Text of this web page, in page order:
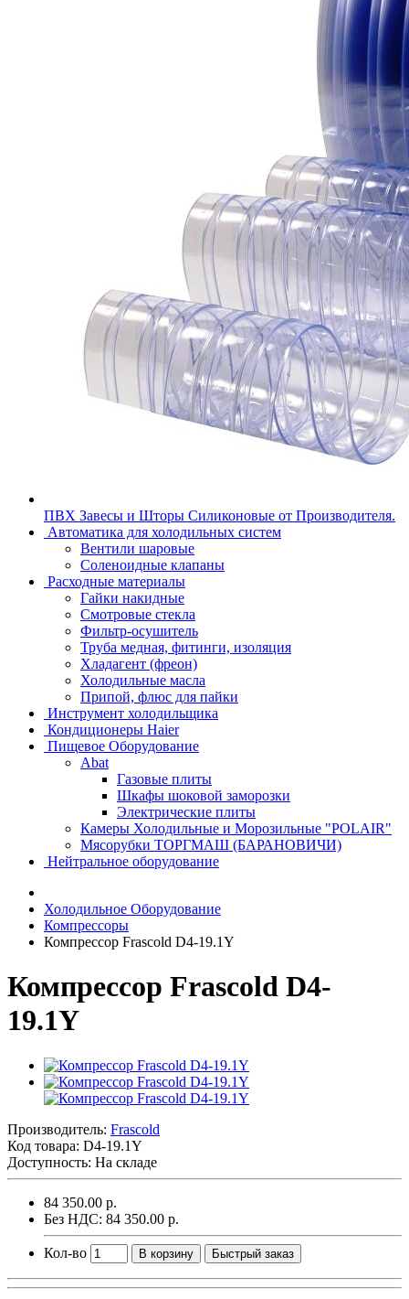
ПВХ Завесы и Шторы Силиконовые от Производителя.
Автоматика для холодильных систем
Вентили шаровые
Соленоидные клапаны
Расходные материалы
Гайки накидные
Смотровые стекла
Фильтр-осушитель
Труба медная, фитинги, изоляция
Хладагент (фреон)
Холодильные масла
Припой, флюс для пайки
Инструмент холодильщика
Кондиционеры Haier
Пищевое Оборудование
Abat
Газовые плиты
Шкафы шоковой заморозки
Электрические плиты
Камеры Холодильные и Морозильные "POLAIR"
Мясорубки ТОРГМАШ (БАРАНОВИЧИ)
Нейтральное оборудование
Холодильное Оборудование
Компрессоры
Компрессор Frascold D4-19.1Y
Компрессор Frascold D4-
19.1Y
Производитель: Frascold
Код товара: D4-19.1Y
Доступность: На складе
84 350.00 р.
Без НДС: 84 350.00 р.
Кол-во В корзину Быстрый заказ